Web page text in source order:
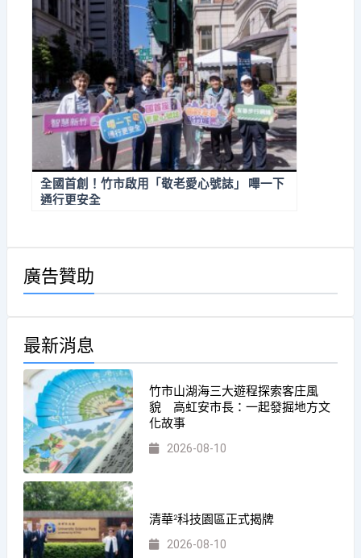
全國首創！竹市啟用「敬老愛心號誌」 嗶一下
通行更安全
廣告贊助
最新消息
竹市山湖海三大遊程探索客庄風
貌 高虹安市長：一起發掘地方文
化故事
2026-08-10
清華²科技園區正式揭牌
2026-08-10